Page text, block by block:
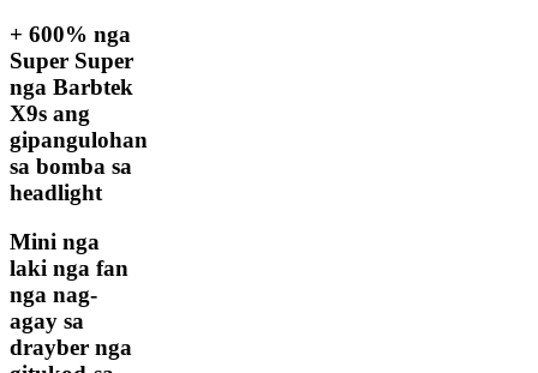
+ 600% nga
Super Super
nga Barbtek
X9s ang
gipangulohan
sa bomba sa
headlight
Mini nga
laki nga fan
nga nag-
agay sa
drayber nga